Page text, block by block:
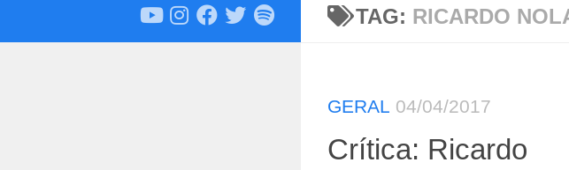
TAG: RICARDO
GERAL 04/04/2017
Crítica: Ricardo